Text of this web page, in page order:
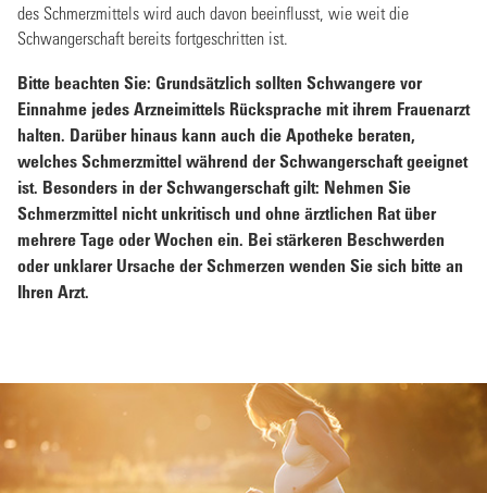
des Schmerzmittels wird auch davon beeinflusst, wie weit die
Schwangerschaft bereits fortgeschritten ist.
Bitte beachten Sie: Grundsätzlich sollten Schwangere vor
Einnahme jedes Arzneimittels Rücksprache mit ihrem Frauenarzt
halten. Darüber hinaus kann auch die Apotheke beraten,
welches Schmerzmittel während der Schwangerschaft geeignet
ist. Besonders in der Schwangerschaft gilt: Nehmen Sie
Schmerzmittel nicht unkritisch und ohne ärztlichen Rat über
mehrere Tage oder Wochen ein. Bei stärkeren Beschwerden
oder unklarer Ursache der Schmerzen wenden Sie sich bitte an
Ihren Arzt.